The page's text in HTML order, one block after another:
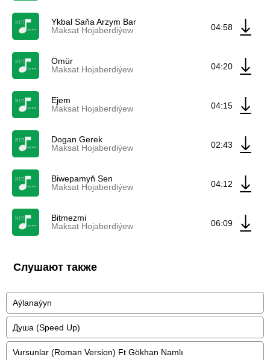
Ykbal Saňa Arzym Bar
Maksat Hojaberdiýew
04:58
Ömür
Maksat Hojaberdiýew
04:20
Ejem
Maksat Hojaberdiýew
04:15
Dogan Gerek
Maksat Hojaberdiýew
02:43
Biwepamyň Sen
Maksat Hojaberdiýew
04:12
Bitmezmi
Maksat Hojaberdiýew
06:09
Слушают также
Aýlanaýyn
Душа (Speed Up)
Vursunlar (Roman Version) Ft Gökhan Namlı